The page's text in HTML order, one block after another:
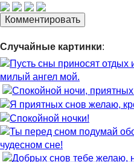
Случайные картинки: